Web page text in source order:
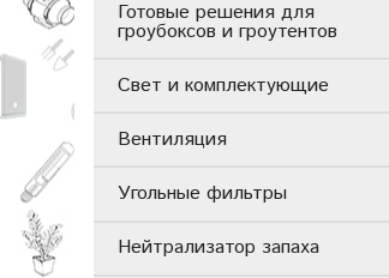
Готовые решения для
гроубоксов и гроутентов
Свет и комплектующие
Вентиляция
Угольные фильтры
Нейтрализатор запаха